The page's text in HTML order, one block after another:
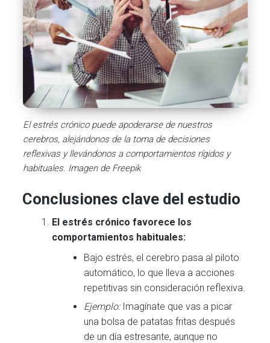
El estrés crónico puede apoderarse de nuestros
cerebros, alejándonos de la toma de decisiones
reflexivas y llevándonos a comportamientos rígidos y
habituales. Imagen de Freepik
Conclusiones clave del estudio
El estrés crónico favorece los
comportamientos habituales:
Bajo estrés, el cerebro pasa al piloto
automático, lo que lleva a acciones
repetitivas sin consideración reflexiva.
Ejemplo:Imagínate que vas a picar
una bolsa de patatas fritas después
de un día estresante, aunque no